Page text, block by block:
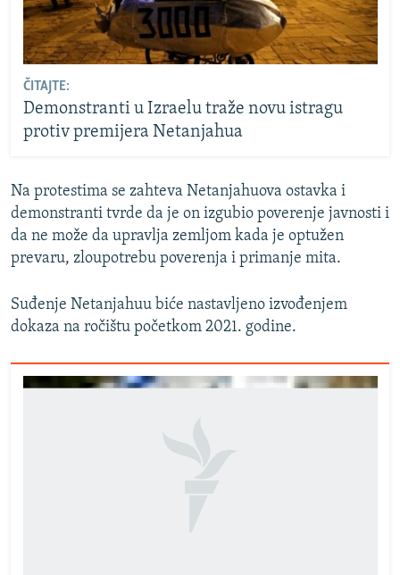
ČITAJTE:
Demonstranti u Izraelu traže novu istragu
protiv premijera Netanjahua
Na protestima se zahteva Netanjahuova ostavka i
demonstranti tvrde da je on izgubio poverenje javnosti i
da ne može da upravlja zemljom kada je optužen
prevaru, zloupotrebu poverenja i primanje mita.
Suđenje Netanjahuu biće nastavljeno izvođenjem
dokaza na ročištu početkom 2021. godine.